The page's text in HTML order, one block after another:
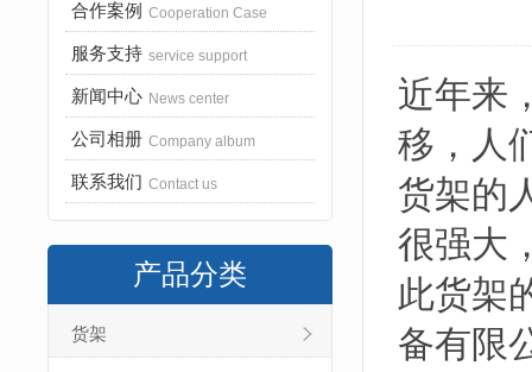
合作案例 Cooperation Case
服务支持 service support
新闻中心 News center
公司相册 Company album
联系我们 Contact us
产品分类
货架
近年来
移，人
货架的
很强大
此货架
备有限